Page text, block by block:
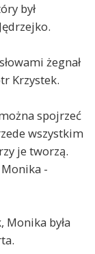
był
żegnał
Krzystek.
spojrzeć
wszystkim
je tworzą.
Monika -
Monika była